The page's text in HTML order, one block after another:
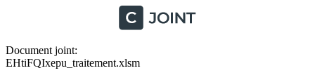
Document joint:
EHtiFQIxepu_traitement.xlsm